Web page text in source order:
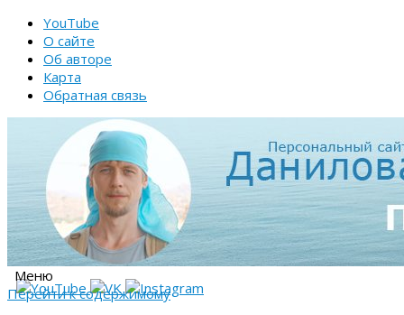
YouTube
О сайте
Об авторе
Карта
Обратная связь
Меню
Перейти к содержимому